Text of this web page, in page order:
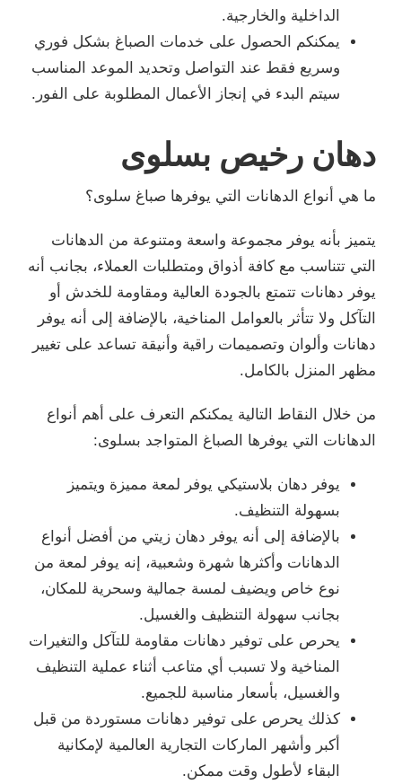
الداخلية والخارجية.
يمكنكم الحصول على خدمات الصباغ بشكل فوري
وسريع فقط عند التواصل وتحديد الموعد المناسب
سيتم البدء في إنجاز الأعمال المطلوبة على الفور.
دهان رخيص بسلوى
ما هي أنواع الدهانات التي يوفرها صباغ سلوى؟
يتميز بأنه يوفر مجموعة واسعة ومتنوعة من الدهانات
التي تتناسب مع كافة أذواق ومتطلبات العملاء، بجانب أنه
يوفر دهانات تتمتع بالجودة العالية ومقاومة للخدش أو
التآكل ولا تتأثر بالعوامل المناخية، بالإضافة إلى أنه يوفر
دهانات وألوان وتصميمات راقية وأنيقة تساعد على تغيير
مظهر المنزل بالكامل.
من خلال النقاط التالية يمكنكم التعرف على أهم أنواع
الدهانات التي يوفرها الصباغ المتواجد بسلوى:
يوفر دهان بلاستيكي يوفر لمعة مميزة ويتميز
بسهولة التنظيف.
بالإضافة إلى أنه يوفر دهان زيتي من أفضل أنواع
الدهانات وأكثرها شهرة وشعبية، إنه يوفر لمعة من
نوع خاص ويضيف لمسة جمالية وسحرية للمكان،
بجانب سهولة التنظيف والغسيل.
يحرص على توفير دهانات مقاومة للتآكل والتغيرات
المناخية ولا تسبب أي متاعب أثناء عملية التنظيف
والغسيل، بأسعار مناسبة للجميع.
كذلك يحرص على توفير دهانات مستوردة من قبل
أكبر وأشهر الماركات التجارية العالمية لإمكانية
البقاء لأطول وقت ممكن.